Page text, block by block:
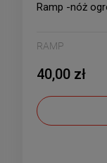
Ramp -nóż
RAMP
40,00 zł